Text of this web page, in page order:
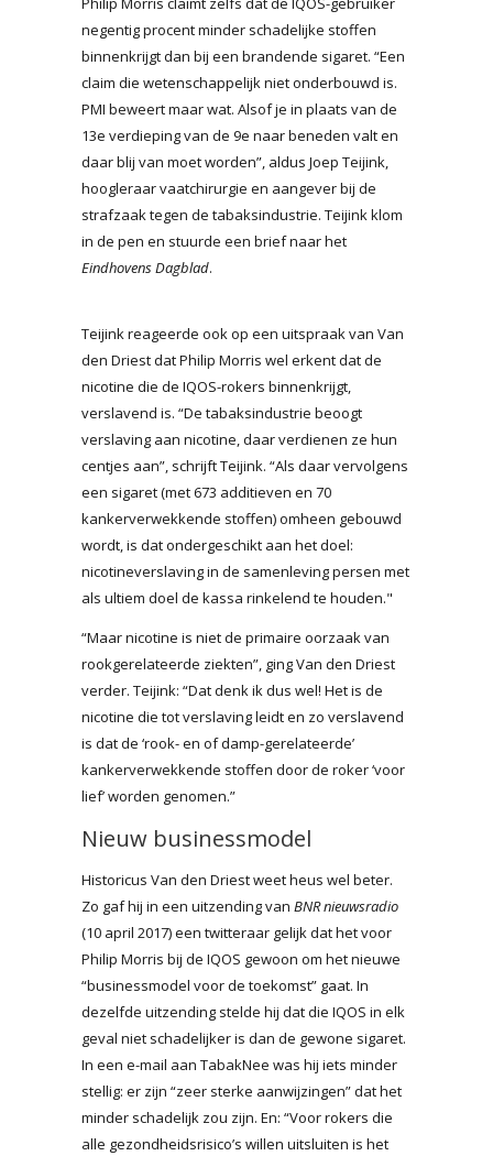
negentig procent minder schadelijke stoffen
binnenkrijgt dan bij een brandende sigaret. “Een
claim die wetenschappelijk niet onderbouwd is.
PMI beweert maar wat. Alsof je in plaats van de
13e verdieping van de 9e naar beneden valt en
daar blij van moet worden”, aldus Joep Teijink,
hoogleraar vaatchirurgie en aangever bij de
strafzaak tegen de tabaksindustrie. Teijink klom
in de pen en stuurde een brief naar het
Eindhovens Dagblad.
Teijink reageerde ook op een uitspraak van Van
den Driest dat Philip Morris wel erkent dat de
nicotine die de IQOS-rokers binnenkrijgt,
verslavend is. “De tabaksindustrie beoogt
verslaving aan nicotine, daar verdienen ze hun
centjes aan”, schrijft Teijink. “Als daar vervolgens
een sigaret (met 673 additieven en 70
kankerverwekkende stoffen) omheen gebouwd
wordt, is dat ondergeschikt aan het doel:
nicotineverslaving in de samenleving persen met
als ultiem doel de kassa rinkelend te houden."
“Maar nicotine is niet de primaire oorzaak van
rookgerelateerde ziekten”, ging Van den Driest
verder. Teijink: “Dat denk ik dus wel! Het is de
nicotine die tot verslaving leidt en zo verslavend
is dat de ‘rook- en of damp-gerelateerde’
kankerverwekkende stoffen door de roker ‘voor
lief’ worden genomen.”
Nieuw businessmodel
Historicus Van den Driest weet heus wel beter.
Zo gaf hij in een uitzending van BNR nieuwsradio
(10 april 2017) een twitteraar gelijk dat het voor
Philip Morris bij de IQOS gewoon om het nieuwe
“businessmodel voor de toekomst” gaat. In
dezelfde uitzending stelde hij dat die IQOS in elk
geval niet schadelijker is dan de gewone sigaret.
In een e-mail aan TabakNee was hij iets minder
stellig: er zijn “zeer sterke aanwijzingen” dat het
minder schadelijk zou zijn. En: “Voor rokers die
alle gezondheidsrisico’s willen uitsluiten is het